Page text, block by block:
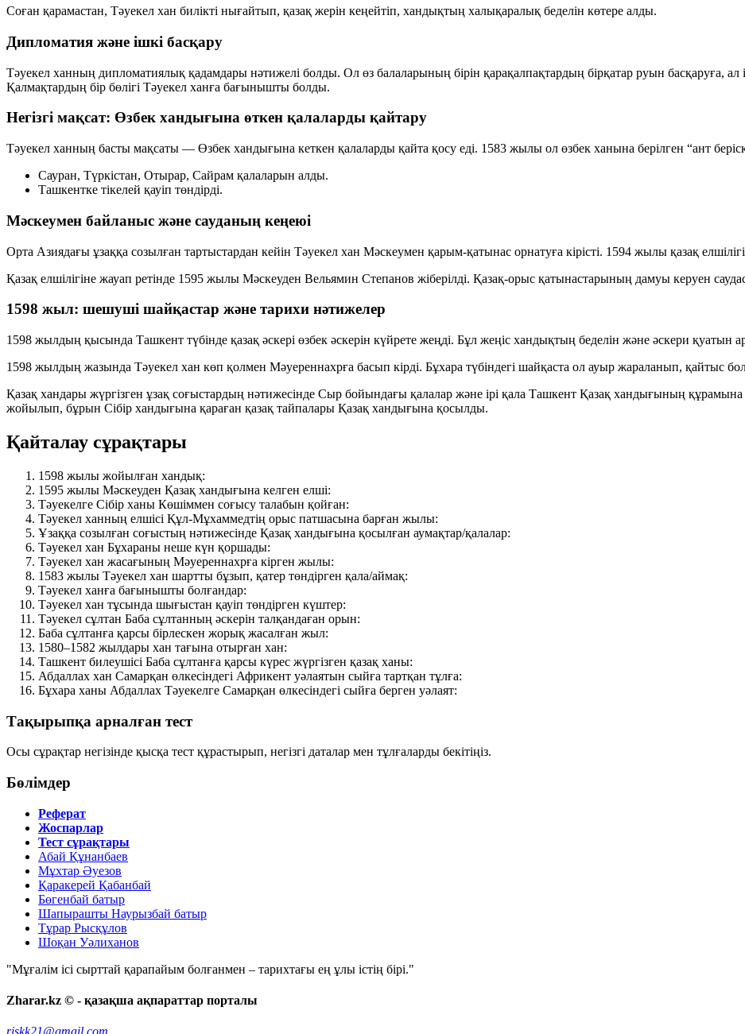
Соған қарамастан, Тәуекел хан билікті нығайтып, қазақ жерін кеңейтіп, хандықтың халықаралық беделін көтере алды.
Дипломатия және ішкі басқару
Тәуекел ханның дипломатиялық қадамдары нәтижелі болды. Ол өз балаларының бірін қарақалпақтардың бірқатар руын басқаруға, ал
Қалмақтардың бір бөлігі Тәуекел ханға бағынышты болды.
Негізгі мақсат: Өзбек хандығына өткен қалаларды қайтару
Тәуекел ханның басты мақсаты — Өзбек хандығына кеткен қалаларды қайта қосу еді. 1583 жылы ол өзбек ханына берілген “ант
Сауран, Түркістан, Отырар, Сайрам қалаларын алды.
Ташкентке тікелей қауіп төндірді.
Мәскеумен байланыс және сауданың кеңеюі
Орта Азиядағы ұзаққа созылған тартыстардан кейін Тәуекел хан Мәскеумен қарым-қатынас орнатуға кірісті. 1594 жылы қазақ
Қазақ елшілігіне жауап ретінде 1595 жылы Мәскеуден Вельямин Степанов жіберілді. Қазақ-орыс қатынастарының дамуы керуен
1598 жыл: шешуші шайқастар және тарихи нәтижелер
1598 жылдың қысында Ташкент түбінде қазақ әскері өзбек әскерін күйрете жеңді. Бұл жеңіс хандықтың беделін және әскери қуатын
1598 жылдың жазында Тәуекел хан көп қолмен Мәуереннахрға басып кірді. Бұхара түбіндегі шайқаста ол ауыр жараланып, қайтыс
Қазақ хандары жүргізген ұзақ соғыстардың нәтижесінде Сыр бойындағы қалалар және ірі қала Ташкент Қазақ хандығының
жойылып, бұрын Сібір хандығына қараған қазақ тайпалары Қазақ хандығына қосылды.
Қайталау сұрақтары
1598 жылы жойылған хандық:
1595 жылы Мәскеуден Қазақ хандығына келген елші:
Тәуекелге Сібір ханы Көшіммен соғысу талабын қойған:
Тәуекел ханның елшісі Құл-Мұхаммедтің орыс патшасына барған жылы:
Ұзаққа созылған соғыстың нәтижесінде Қазақ хандығына қосылған аумақтар/қалалар:
Тәуекел хан Бұхараны неше күн қоршады:
Тәуекел хан жасағының Мәуереннахрға кірген жылы:
1583 жылы Тәуекел хан шартты бұзып, қатер төндірген қала/аймақ:
Тәуекел ханға бағынышты болғандар:
Тәуекел хан тұсында шығыстан қауіп төндірген күштер:
Тәуекел сұлтан Баба сұлтанның әскерін талқандаған орын:
Баба сұлтанға қарсы бірлескен жорық жасалған жыл:
1580–1582 жылдары хан тағына отырған хан:
Ташкент билеушісі Баба сұлтанға қарсы күрес жүргізген қазақ ханы:
Абдаллах хан Самарқан өлкесіндегі Африкент уәлаятын сыйға тартқан тұлға:
Бұхара ханы Абдаллах Тәуекелге Самарқан өлкесіндегі сыйға берген уәлаят:
Тақырыпқа арналған тест
Осы сұрақтар негізінде қысқа тест құрастырып, негізгі даталар мен тұлғаларды бекітіңіз.
Бөлімдер
Реферат
Жоспарлар
Тест сұрақтары
Абай Құнанбаев
Мұхтар Әуезов
Қаракерей Қабанбай
Бөгенбай батыр
Шапырашты Наурызбай батыр
Тұрар Рысқұлов
Шоқан Уәлиханов
"Мұғалім ісі сырттай қарапайым болғанмен – тарихтағы ең ұлы істің бірі."
Zharar.kz © - қазақша ақпараттар порталы